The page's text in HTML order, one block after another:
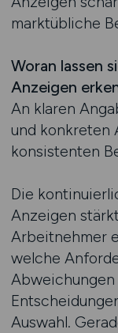
marktübliche
Woran lassen
Anzeigen
An klaren
und konkreten
konsistenten
Die
Anzeigen
Arbeitnehmer
welche
Auswahl.